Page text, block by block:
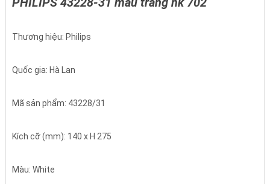
Thương hiệu: Philips
Quốc gia: Hà Lan
Mã sản phẩm: 43228/31
Kích cỡ (mm): 140 x H 275
Màu: White